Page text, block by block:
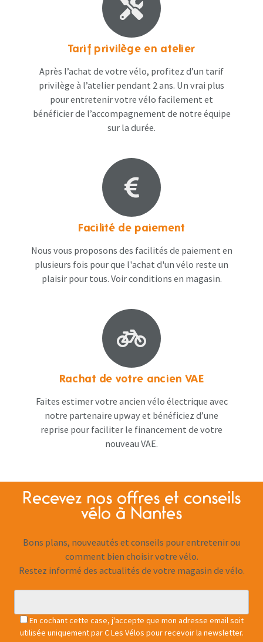
Tarif privilège en atelier
Après l’achat de votre vélo, profitez d’un tarif
privilège à l’atelier pendant 2 ans. Un vrai plus
pour entretenir votre vélo facilement et
bénéficier de l’accompagnement de notre équipe
sur la durée.
Facilité de paiement
Nous vous proposons des facilités de paiement en
plusieurs fois pour que l'achat d'un vélo reste un
plaisir pour tous. Voir conditions en magasin​.
Rachat de votre ancien VAE
Faites estimer votre ancien vélo électrique avec
notre partenaire upway et bénéficiez d’une
reprise pour faciliter le financement de votre
nouveau VAE.
Recevez nos offres et conseils
vélo à Nantes
Bons plans, nouveautés et conseils pour entretenir ou
comment bien choisir votre vélo.
Restez informé des actualités de votre magasin de vélo.
En cochant cette case, j'accepte que mon adresse email soit
utilisée uniquement par C Les Vélos pour recevoir la newsletter.